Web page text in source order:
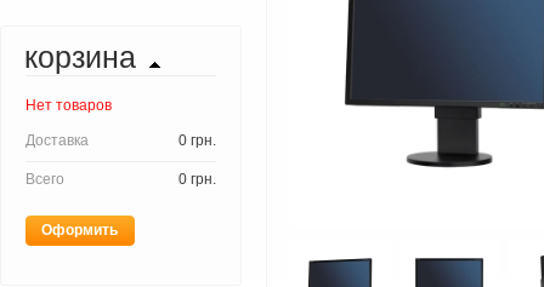
корзина
Нет товаров
Доставка 0 грн.
Всего 0 грн.
Оформить